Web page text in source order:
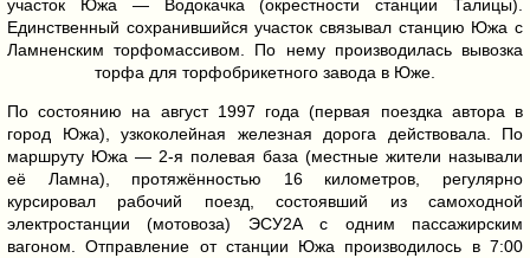
участок Южа — Водокачка (окрестности станции Талицы).
Единственный сохранившийся участок связывал станцию Южа с
Ламненским торфомассивом. По нему производилась вывозка
торфа для торфобрикетного завода в Юже.
По состоянию на август 1997 года (первая поездка автора в
город Южа), узкоколейная железная дорога действовала. По
маршруту Южа — 2-я полевая база (местные жители называли
её Ламна), протяжённостью 16 километров, регулярно
курсировал рабочий поезд, состоявший из самоходной
электростанции (мотовоза) ЭСУ2А с одним пассажирским
вагоном. Отправление от станции Южа производилось в 7:00